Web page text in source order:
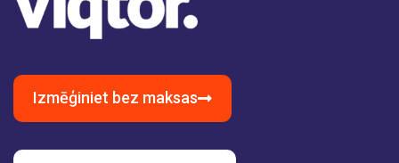
Izmēģiniet bez maksas